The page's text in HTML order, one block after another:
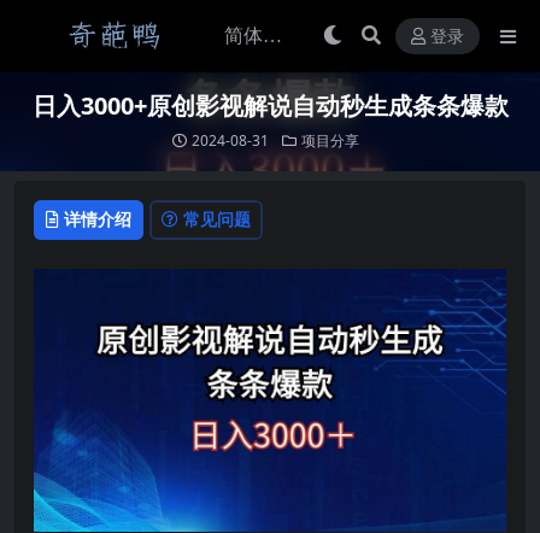
登录
日入3000+原创影视解说自动秒生成条条爆款
2024-08-31 项目分享
详情介绍 常见问题